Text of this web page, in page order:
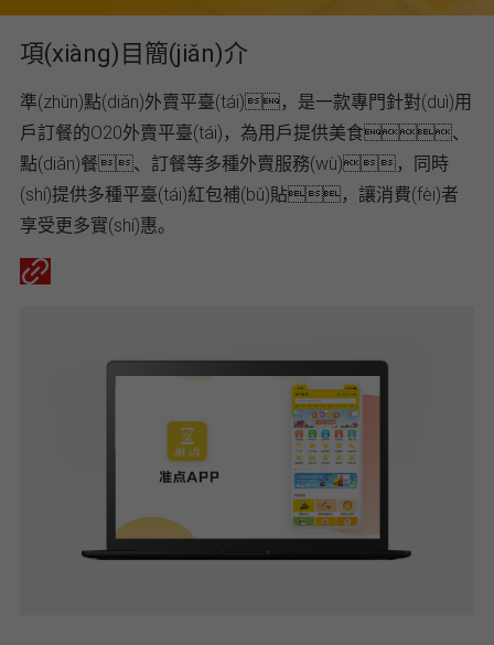
項(xiàng)目簡(jiǎn)介
準(zhǔn)點(diǎn)外賣平臺(tái)，是一款專門針對(duì)用
戶訂餐的O20外賣平臺(tái)，為用戶提供美食、
點(diǎn)餐、訂餐等多種外賣服務(wù)，同時
(shí)提供多種平臺(tái)紅包補(bǔ)貼，讓消費(fèi)者
享受更多實(shí)惠。